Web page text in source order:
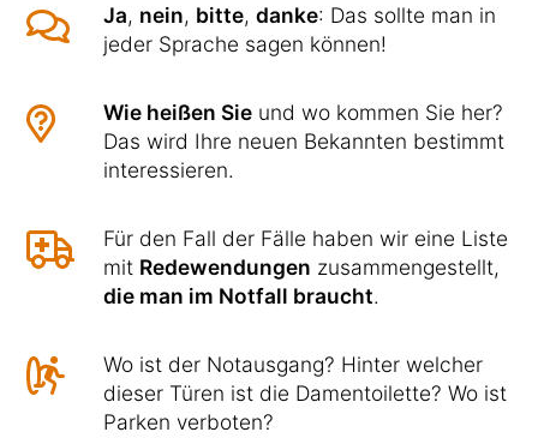
Ja, nein, bitte, danke: Das sollte man in
jeder Sprache sagen können!
Wie heißen Sie und wo kommen Sie her?
Das wird Ihre neuen Bekannten bestimmt
interessieren.
Für den Fall der Fälle haben wir eine Liste
mit Redewendungen zusammengestellt,
die man im Notfall braucht.
Wo ist der Notausgang? Hinter welcher
dieser Türen ist die Damentoilette? Wo ist
Parken verboten?